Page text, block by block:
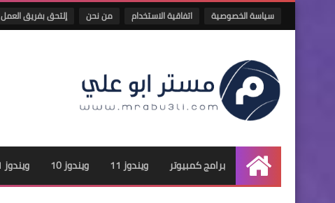
سياسة الخصوصية اتفاقية الاستخدام من نحن إلتحق بفريق العمل
الرئيسية
برامج كمبيوتر ويندوز 11 ويندوز 10 ويندوز 8.1